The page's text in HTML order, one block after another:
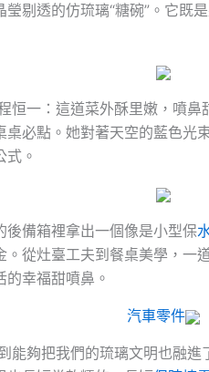
瑩剔透的仿琉璃“糖碗”。它既
恒一：這道菜外酥里嫩，噴
桌必點。她對著天空的藍色光
式。
後備箱裡拿出一個像是小型保
。從灶臺工夫到餐桌美學，一
幸福甜噴鼻。
汽車零件
能夠把我們的琉璃文明也融